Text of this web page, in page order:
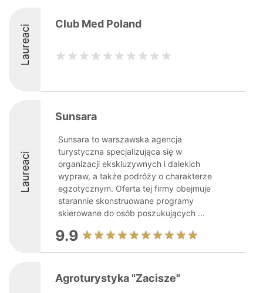
Laureaci Club Med Poland
Laureaci
Sunsara
Sunsara to warszawska agencja
turystyczna specjalizująca się w
organizacji ekskluzywnych i dalekich
wypraw, a także podróży o charakterze
egzotycznym. Oferta tej firmy obejmuje
starannie skonstruowane programy
skierowane do osób poszukujących ...
9.9
Agroturystyka "Zacisze"